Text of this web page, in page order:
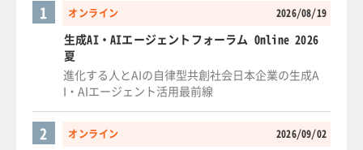
オンライン 2026/08/19
1
生成AI・AIエージェントフォーラム Online 2026
夏
進化する人とAIの自律型共創社会日本企業の生成A
I・AIエージェント活用最前線
オンライン 2026/09/02
2